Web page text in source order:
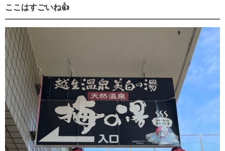
ここはすごいね👍